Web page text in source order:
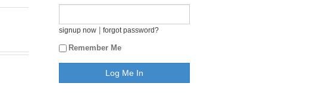
signup now forgot password?
Remember Me